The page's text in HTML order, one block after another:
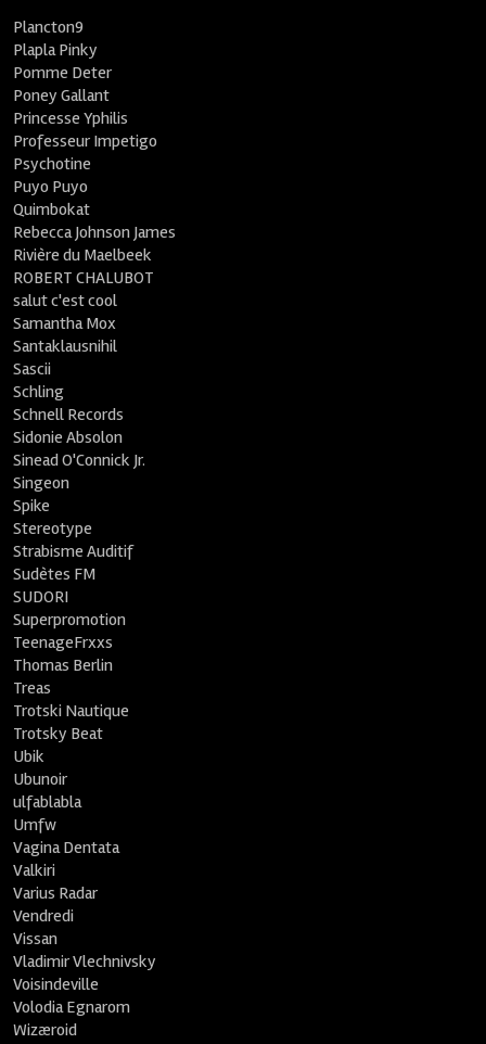
Plancton9
Plapla Pinky
Pomme Deter
Poney Gallant
Princesse Yphilis
Professeur Impetigo
Psychotine
Puyo Puyo
Quimbokat
Rebecca Johnson James
Rivière du Maelbeek
ROBERT CHALUBOT
salut c'est cool
Samantha Mox
Santaklausnihil
Sascii
Schling
Schnell Records
Sidonie Absolon
Sinead O'Connick Jr.
Singeon
Spike
Stereotype
Strabisme Auditif
Sudètes FM
SUDORI
Superpromotion
TeenageFrxxs
Thomas Berlin
Treas
Trotski Nautique
Trotsky Beat
Ubik
Ubunoir
ulfablabla
Umfw
Vagina Dentata
Valkiri
Varius Radar
Vendredi
Vissan
Vladimir Vlechnivsky
Voisindeville
Volodia Egnarom
Wizæroid